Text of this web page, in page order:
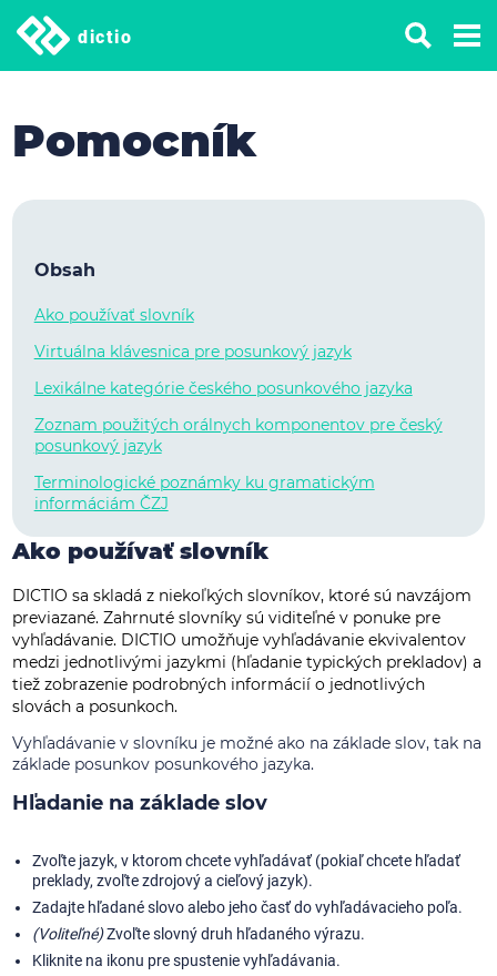
dictio
Pomocník
Obsah
Ako používať slovník
Virtuálna klávesnica pre posunkový jazyk
Lexikálne kategórie českého posunkového jazyka
Zoznam použitých orálnych komponentov pre český
posunkový jazyk
Terminologické poznámky ku gramatickým
informáciám ČZJ
Ako používať slovník
DICTIO sa skladá z niekoľkých slovníkov, ktoré sú navzájom
previazané. Zahrnuté slovníky sú viditeľné v ponuke pre
vyhľadávanie. DICTIO umožňuje vyhľadávanie ekvivalentov
medzi jednotlivými jazykmi (hľadanie typických prekladov) a
tiež zobrazenie podrobných informácií o jednotlivých
slovách a posunkoch.
Vyhľadávanie v slovníku je možné ako na základe slov, tak na
základe posunkov posunkového jazyka.
Hľadanie na základe slov
Zvoľte jazyk, v ktorom chcete vyhľadávať (pokiaľ chcete hľadať
preklady, zvoľte zdrojový a cieľový jazyk).
Zadajte hľadané slovo alebo jeho časť do vyhľadávacieho poľa.
(Voliteľné)Zvoľte slovný druh hľadaného výrazu.
Kliknite na ikonu pre spustenie vyhľadávania.